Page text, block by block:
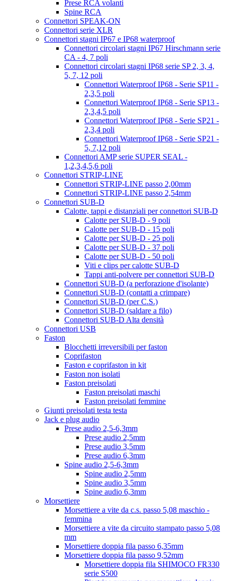
Prese RCA volanti
Spine RCA
Connettori SPEAK-ON
Connettori serie XLR
Connettori stagni IP67 e IP68 waterproof
Connettori circolari stagni IP67 Hirschmann serie
CA - 4, 7 poli
Connettori circolari stagni IP68 serie SP 2, 3, 4,
5, 7, 12 poli
Connettori Waterproof IP68 - Serie SP11 -
2,3,5 poli
Connettori Waterproof IP68 - Serie SP13 -
2,3,4,5 poli
Connettori Waterproof IP68 - Serie SP21 -
2,3,4 poli
Connettori Waterproof IP68 - Serie SP21 -
5, 7,12 poli
Connettori AMP serie SUPER SEAL -
1,2,3,4,5,6 poli
Connettori STRIP-LINE
Connettori STRIP-LINE passo 2,00mm
Connettori STRIP-LINE passo 2,54mm
Connettori SUB-D
Calotte, tappi e distanziali per connettori SUB-D
Calotte per SUB-D - 9 poli
Calotte per SUB-D - 15 poli
Calotte per SUB-D - 25 poli
Calotte per SUB-D - 37 poli
Calotte per SUB-D - 50 poli
Viti e clips per calotte SUB-D
Tappi anti-polvere per connettori SUB-D
Connettori SUB-D (a perforazione d'isolante)
Connettori SUB-D (contatti a crimpare)
Connettori SUB-D (per C.S.)
Connettori SUB-D (saldare a filo)
Connettori SUB-D Alta densità
Connettori USB
Faston
Blocchetti irreversibili per faston
Coprifaston
Faston e coprifaston in kit
Faston non isolati
Faston preisolati
Faston preisolati maschi
Faston preisolati femmine
Giunti preisolati testa testa
Jack e plug audio
Prese audio 2,5-6,3mm
Prese audio 2,5mm
Prese audio 3,5mm
Prese audio 6,3mm
Spine audio 2,5-6,3mm
Spine audio 2,5mm
Spine audio 3,5mm
Spine audio 6,3mm
Morsettiere
Morsettiere a vite da c.s. passo 5,08 maschio -
femmina
Morsettiere a vite da circuito stampato passo 5,08
mm
Morsettiere doppia fila passo 6,35mm
Morsettiere doppia fila passo 9,52mm
Morsettiere doppia fila SHIMOCO FR330
serie S500